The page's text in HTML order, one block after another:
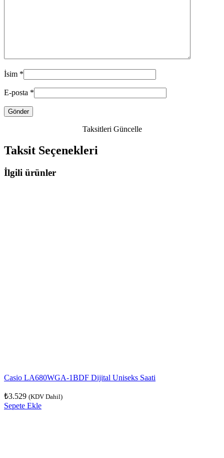
İsim *
E-posta *
Taksitleri Güncelle
Taksit Seçenekleri
İlgili ürünler
Casio LA680WGA-1BDF Dijital Uniseks Saati
₺3.529 (KDV Dahil)
Sepete Ekle